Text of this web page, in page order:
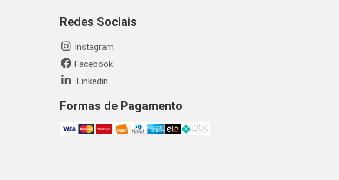
Redes Sociais
Instagram
Facebook
Linkedin
Formas de Pagamento